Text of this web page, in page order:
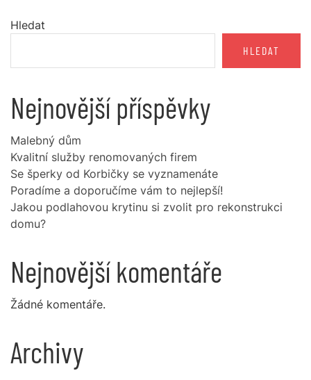
Hledat
HLEDAT
Nejnovější příspěvky
Malebný dům
Kvalitní služby renomovaných firem
Se šperky od Korbičky se vyznamenáte
Poradíme a doporučíme vám to nejlepší!
Jakou podlahovou krytinu si zvolit pro rekonstrukci
domu?
Nejnovější komentáře
Žádné komentáře.
Archivy